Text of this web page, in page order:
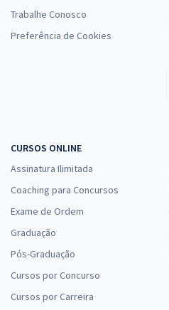
Trabalhe Conosco
Preferência de Cookies
CURSOS ONLINE
Assinatura Ilimitada
Coaching para Concursos
Exame de Ordem
Graduação
Pós-Graduação
Cursos por Concurso
Cursos por Carreira